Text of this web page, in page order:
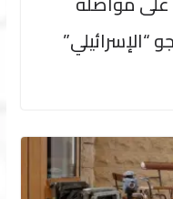
“الإسرائيلي”